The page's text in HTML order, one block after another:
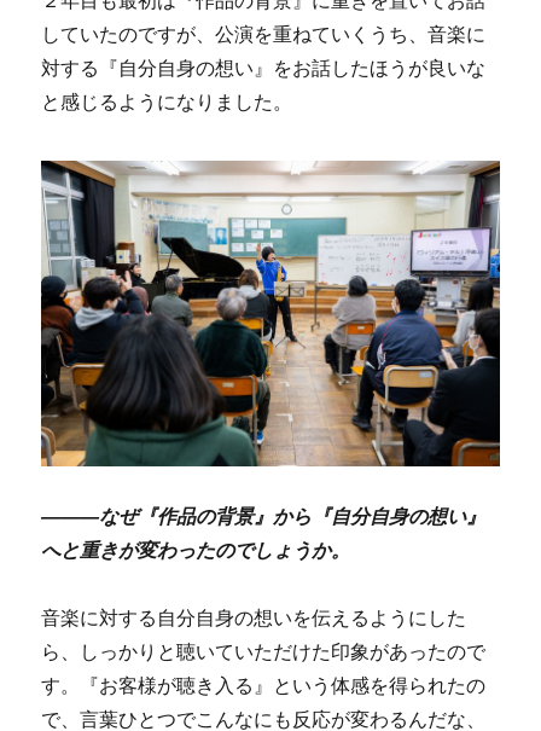
していたのですが、公演を重ねていくうち、音楽に
対する『自分自身の想い』をお話したほうが良いな
と感じるようになりました。
―――なぜ『作品の背景』から『自分自身の想い』
へと重きが変わったのでしょうか。
音楽に対する自分自身の想いを伝えるようにした
ら、しっかりと聴いていただけた印象があったので
す。『お客様が聴き入る』という体感を得られたの
で、言葉ひとつでこんなにも反応が変わるんだな、